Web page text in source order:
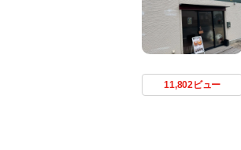
11,802ビュー